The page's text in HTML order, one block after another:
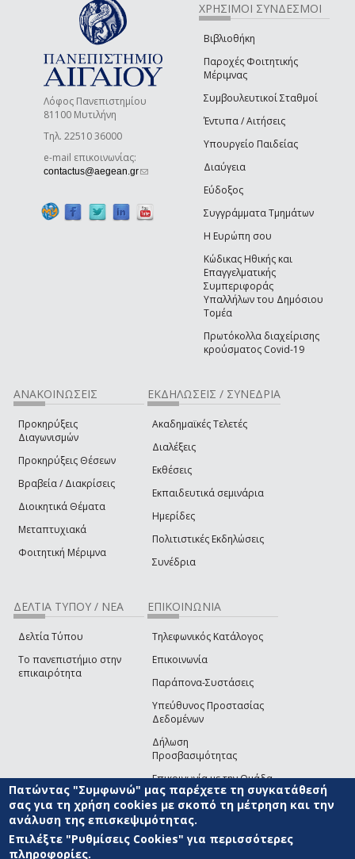
Λόφος Πανεπιστημίου
81100 Μυτιλήνη
Τηλ. 22510 36000
e-mail επικοινωνίας:
contactus@aegean.gr(link sends e-mail)
ΧΡΗΣΙΜΟΙ ΣΥΝΔΕΣΜΟΙ
Βιβλιοθήκη
Παροχές Φοιτητικής
Μέριμνας
Συμβουλευτικοί Σταθμοί
Έντυπα / Αιτήσεις
Υπουργείο Παιδείας
Διαύγεια
Εύδοξος
Συγγράμματα Τμημάτων
Η Ευρώπη σου
Κώδικας Ηθικής και
Επαγγελματικής
Συμπεριφοράς
Υπαλλήλων του Δημόσιου
Τομέα
Πρωτόκολλα διαχείρισης
κρούσματος Covid-19
ΑΝΑΚΟΙΝΩΣΕΙΣ
Προκηρύξεις
Διαγωνισμών
Προκηρύξεις Θέσεων
Βραβεία / Διακρίσεις
Διοικητικά Θέματα
Μεταπτυχιακά
Φοιτητική Μέριμνα
ΕΚΔΗΛΩΣΕΙΣ / ΣΥΝΕΔΡΙΑ
Ακαδημαϊκές Τελετές
Διαλέξεις
Εκθέσεις
Εκπαιδευτικά σεμινάρια
Ημερίδες
Πολιτιστικές Εκδηλώσεις
Συνέδρια
ΔΕΛΤΙΑ ΤΥΠΟΥ / ΝΕΑ
Δελτία Τύπου
Το πανεπιστήμιο στην
επικαιρότητα
ΕΠΙΚΟΙΝΩΝΙΑ
Τηλεφωνικός Κατάλογος
Επικοινωνία
Παράπονα-Συστάσεις
Υπεύθυνος Προστασίας
Δεδομένων
Δήλωση
Προσβασιμότητας
Επικοινωνία με την Ομάδα
Ανάπτυξης του site(link sends e-mail)
© ΠΑΝΕΠΙΣΤΗΜΙΟ ΑΙΓΑΙΟΥ ΟΡΟΙ ΧΡΗΣΗΣ
ΑΝΑΠΤΥΞΗΣ
Πατώντας "Συμφωνώ" μας παρέχετε τη συγκατάθεσή
σας για τη χρήση cookies με σκοπό τη μέτρηση και την
ανάλυση της επισκεψιμότητας.
Επιλέξτε "Ρυθμίσεις Cookies" για περισσότερες
πληροφορίες.